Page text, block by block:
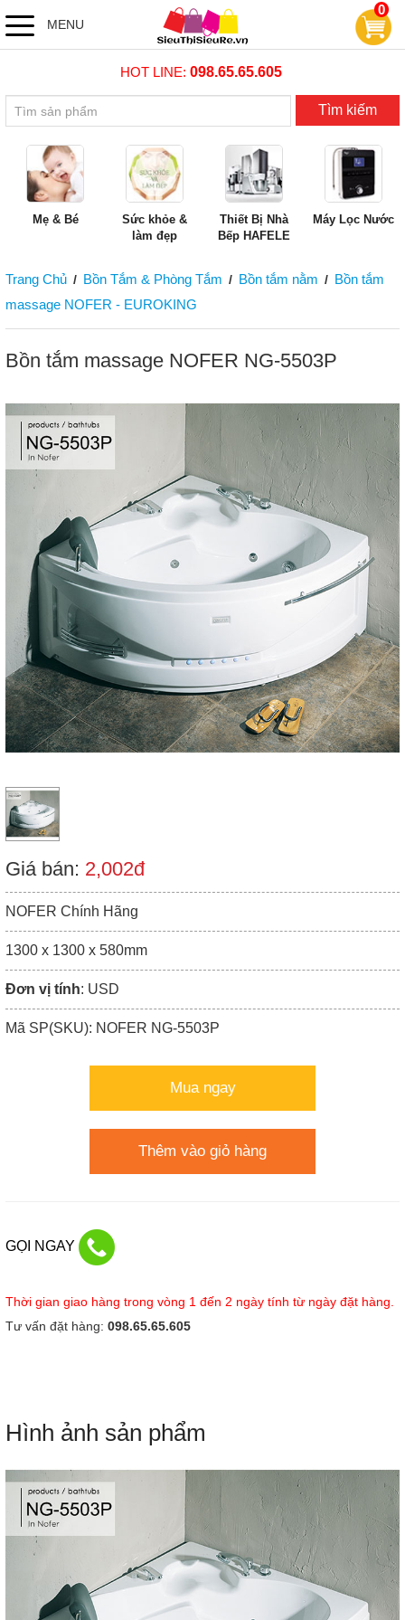
MENU
0
HOT LINE: 098.65.65.605
Tìm kiếm
Mẹ & Bé
Sức khỏe &
làm đẹp
Thiết Bị Nhà
Bếp HAFELE
Máy Lọc Nước
Trang Chủ / Bồn Tắm & Phòng Tắm / Bồn tắm nằm / Bồn tắm
massage NOFER - EUROKING
Bồn tắm massage NOFER NG-5503P
Giá bán: 2,002đ
NOFER Chính Hãng
1300 x 1300 x 580mm
Đơn vị tính: USD
Mã SP(SKU): NOFER NG-5503P
Mua ngay
Thêm vào giỏ hàng
GỌI NGAY
Thời gian giao hàng trong vòng 1 đến 2 ngày tính từ ngày đặt hàng.
Tư vấn đặt hàng: 098.65.65.605
Hình ảnh sản phẩm